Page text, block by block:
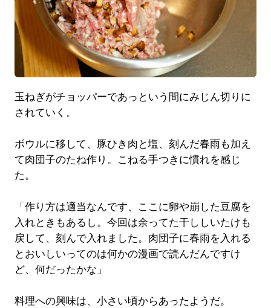
玉ねぎがチョッパーであっという間にみじん切りに
されていく。
ボウルに移して、豚ひき肉と塩、刻んだ春雨も加え
て肉団子のたね作り。こねる手つきに慣れを感じ
た。
「作り方は適当なんです、ここに卵や崩した豆腐を
入れときもあるし。今回は余ってた干ししいたけも
戻して、刻んで入れました。肉団子に春雨を入れる
とおいしいってのは何かの漫画で読んだんですけ
ど、何だったかな」
料理への興味は、小さい頃からあったようだ。